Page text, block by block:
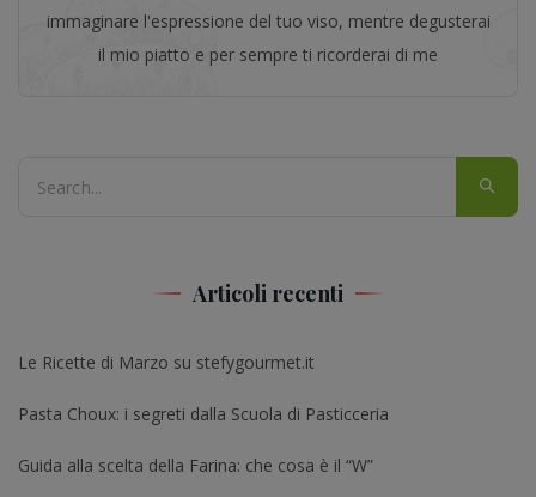
immaginare l'espressione del tuo viso, mentre degusterai
il mio piatto e per sempre ti ricorderai di me
Articoli recenti
Le Ricette di Marzo su stefygourmet.it
Pasta Choux: i segreti dalla Scuola di Pasticceria
Guida alla scelta della Farina: che cosa è il “W”